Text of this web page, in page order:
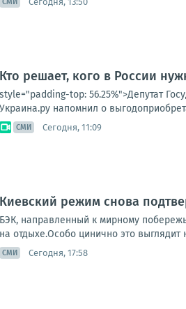
Кто решает, кого в России
style="padding-top: 56.25%">Депутат
Украина.ру напомнил о
СМИ Сегодня, 11:09
Киевский режим снова
БЭК, направленный к мирному
на отдыхе.Особо цинично это
СМИ Сегодня, 17:58